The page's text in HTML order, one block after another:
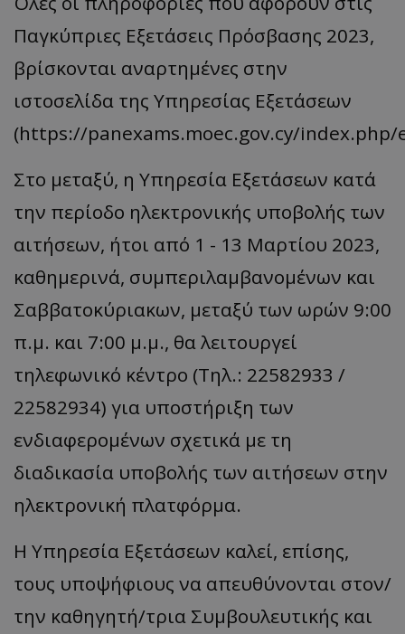
Παγκύπριες Εξετάσεις Πρόσβασης 2023,
βρίσκονται αναρτημένες στην
ιστοσελίδα της Υπηρεσίας Εξετάσεων
(https://panexams.moec.gov.cy/index.php/
Στο μεταξύ, η Υπηρεσία Εξετάσεων κατά
την περίοδο ηλεκτρονικής υποβολής των
αιτήσεων, ήτοι από 1 - 13 Μαρτίου 2023,
καθημερινά, συμπεριλαμβανομένων και
Σαββατοκύριακων, μεταξύ των ωρών 9:00
π.μ. και 7:00 μ.μ., θα λειτουργεί
τηλεφωνικό κέντρο (Τηλ.: 22582933 /
22582934) για υποστήριξη των
ενδιαφερομένων σχετικά με τη
διαδικασία υποβολής των αιτήσεων στην
ηλεκτρονική πλατφόρμα.
Η Υπηρεσία Εξετάσεων καλεί, επίσης,
τους υποψήφιους να απευθύνονται στον/
την καθηγητή/τρια Συμβουλευτικής και